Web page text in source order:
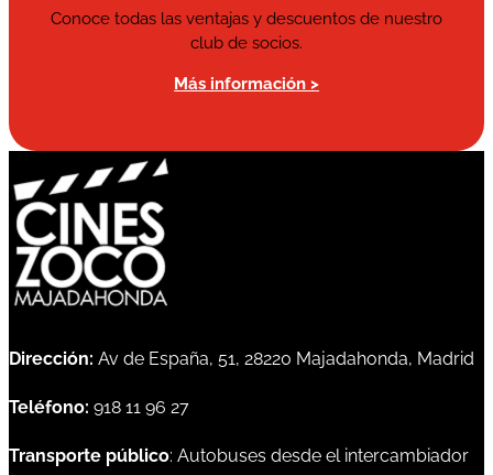
Conoce todas las ventajas y descuentos de nuestro
club de socios.
Más información >
Dirección: Av de España, 51, 28220 Majadahonda, Madrid
Teléfono: 918 11 96 27
Transporte público: Autobuses desde el intercambiador